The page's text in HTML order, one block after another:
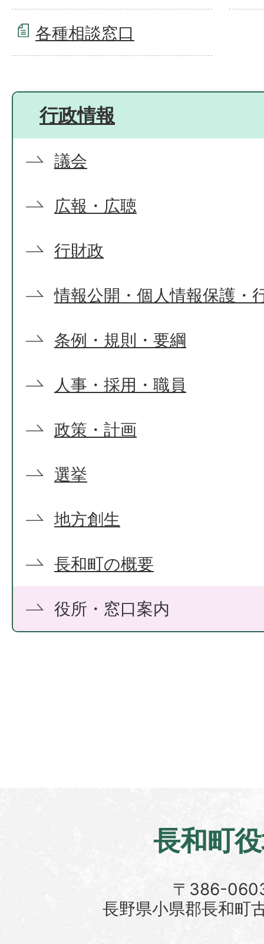
各種相談窓口
行政情報
議会
広報・広聴
行財政
情報公開・個人情報保護・
条例・規則・要綱
人事・採用・職員
政策・計画
選挙
地方創生
長和町の概要
役所・窓口案内
長和町
〒386-
長野県小県郡長和町